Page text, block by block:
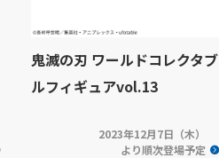
鬼滅の刃 ワールドコレクタブ
ルフィギュアvol.13
2023年12月7日（木）
より順次登場予定